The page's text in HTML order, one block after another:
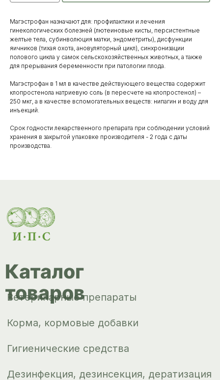
Магэстрофан назначают для: профилактики и лечения
гинекологических болезней (лютеиновые кисты, персистентные
желтые тела, субинволюция матки, эндометриты), дисфункции
яичников (тихая охота, ановуляторный цикл), синхронизации
полового цикла у самок сельскохозяйственных животных, а также
для прерывания беременности при патологии плода.
Магэстрофан в 1 мл в качестве действующего вещества содержит
клопростенола натриевую соль (в пересчете на клопростенол) –
250 мкг, а в качестве вспомогательных веществ: нипагин и воду для
инъекций.
Срок годности лекарственного препарата при соблюдении условий
хранения в закрытой упаковке производителя - 2 года с даты
производства.
Каталог
товаров
Доставка и
оплата
О компании
Ветеринарные препараты
Корма, кормовые добавки
Гигиенические средства
Изделия ветеринарного назначения
Сопутствующие товары